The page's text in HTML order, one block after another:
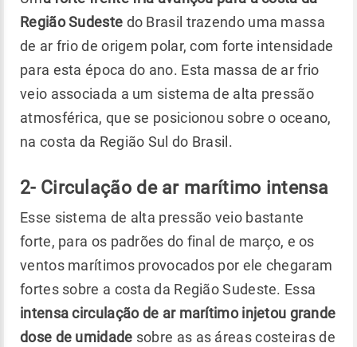
Região Sudeste do Brasil trazendo uma massa
de ar frio de origem polar, com forte intensidade
para esta época do ano. Esta massa de ar frio
veio associada a um sistema de alta pressão
atmosférica, que se posicionou sobre o oceano,
na costa da Região Sul do Brasil.
2- Circulação de ar marítimo intensa
Esse sistema de alta pressão veio bastante
forte, para os padrões do final de março, e os
ventos marítimos provocados por ele chegaram
fortes sobre a costa da Região Sudeste. Essa
intensa circulação de ar marítimo injetou grande
dose de umidade sobre as as áreas costeiras de